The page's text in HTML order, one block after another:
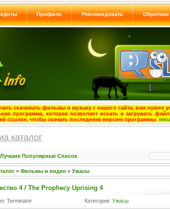
Профиль Рекомендовать Обратная
скачивать фильмы и музыку с нашего сайта, вам нужно
программа, которая позволяет искать и загружать
ссылке, чтобы скачать последнюю версию программы:
каталог
Лучшие Популярные Список
» Фильмы и видео » Ужасы
4 / The Prophecy Uprising 4
Terminator Категория: Ужасы